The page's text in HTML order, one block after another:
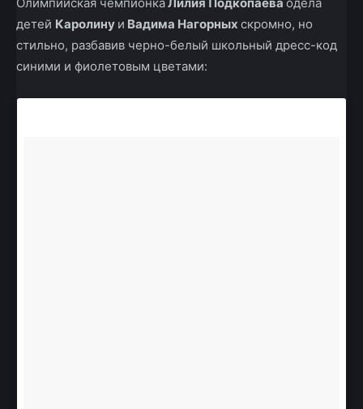
детей Каролину и Вадима Нагорных скромно, но
стильно, разбавив черно-белый школьный дресс-код
синими и фиолетовым цветами: